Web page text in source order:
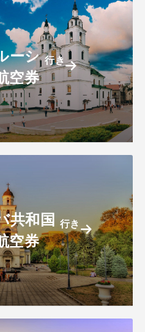
ーシ行き
空券
共和国行き
空券